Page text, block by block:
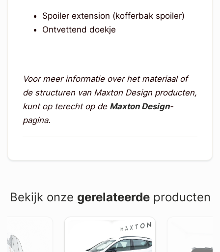
Spoiler extension (kofferbak spoiler)
Ontvettend doekje
Voor meer informatie over het materiaal of
de structuren van Maxton Design producten,
kunt op terecht op de Maxton Design-
pagina.
Bekijk onze gerelateerdeproducten